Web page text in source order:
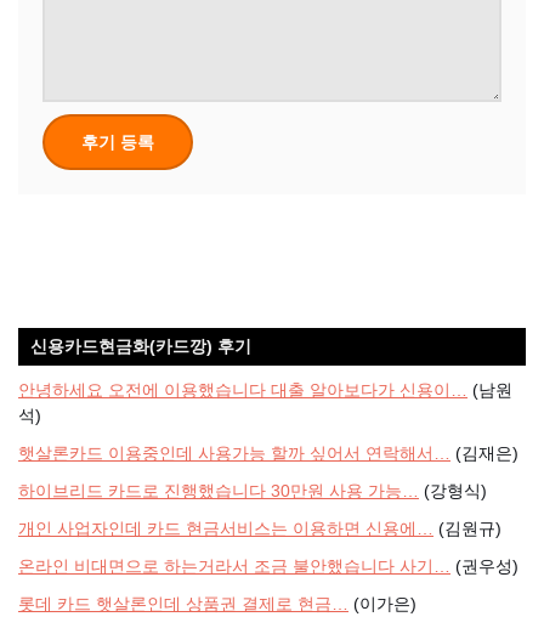
신용카드현금화(카드깡) 후기
안녕하세요 오전에 이용했습니다 대출 알아보다가 신용이…
(남원
석)
햇살론카드 이용중인데 사용가능 할까 싶어서 연락해서… (김재은)
하이브리드 카드로 진행했습니다 30만원 사용 가능… (강형식)
개인 사업자인데 카드 현금서비스는 이용하면 신용에… (김원규)
온라인 비대면으로 하는거라서 조금 불안했습니다 사기… (권우성)
롯데 카드 햇살론인데 상품권 결제로 현금… (이가은)